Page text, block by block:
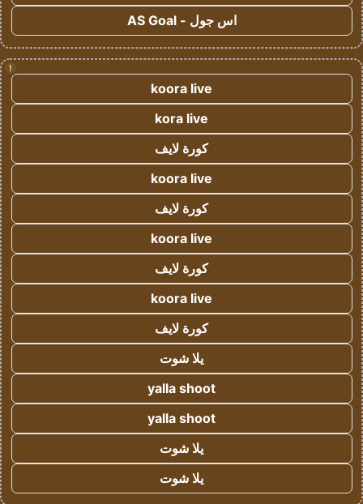
اس جول - AS Goal
!
koora live
kora live
كورة لايف
koora live
كورة لايف
koora live
كورة لايف
koora live
كورة لايف
يلا شوت
yalla shoot
yalla shoot
يلا شوت
يلا شوت